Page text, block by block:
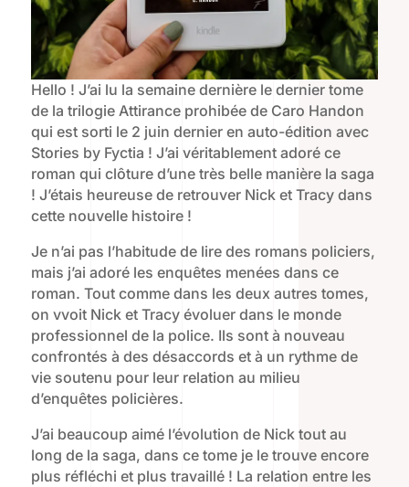
Hello ! J’ai lu la semaine dernière le dernier tome
de la trilogie Attirance prohibée de Caro Handon
qui est sorti le 2 juin dernier en auto-édition avec
Stories by Fyctia ! J’ai véritablement adoré ce
roman qui clôture d’une très belle manière la saga
! J’étais heureuse de retrouver Nick et Tracy dans
cette nouvelle histoire !
Je n’ai pas l’habitude de lire des romans policiers,
mais j’ai adoré les enquêtes menées dans ce
roman. Tout comme dans les deux autres tomes,
on vvoit Nick et Tracy évoluer dans le monde
professionnel de la police. Ils sont à nouveau
confrontés à des désaccords et à un rythme de
vie soutenu pour leur relation au milieu
d’enquêtes policières.
J’ai beaucoup aimé l’évolution de Nick tout au
long de la saga, dans ce tome je le trouve encore
plus réfléchi et plus travaillé ! La relation entre les